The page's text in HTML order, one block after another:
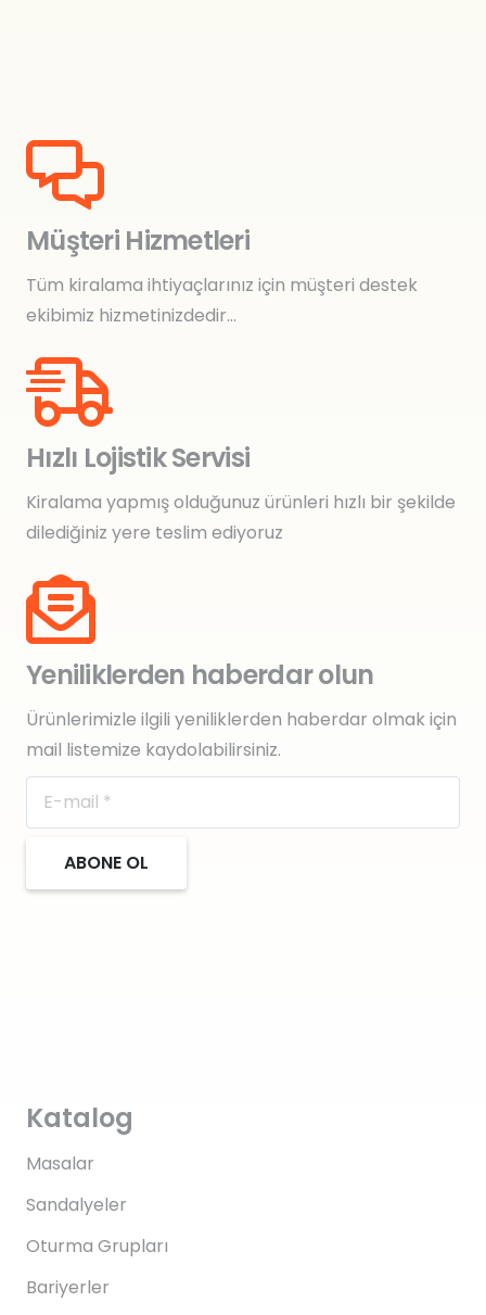
Müşteri Hizmetleri
Tüm kiralama ihtiyaçlarınız için müşteri destek
ekibimiz hizmetinizdedir…
Hızlı Lojistik Servisi
Kiralama yapmış olduğunuz ürünleri hızlı bir şekilde
dilediğiniz yere teslim ediyoruz
Yeniliklerden haberdar olun
Ürünlerimizle ilgili yeniliklerden haberdar olmak için
mail listemize kaydolabilirsiniz.
ABONE OL
Katalog
Masalar
Sandalyeler
Oturma Grupları
Bariyerler